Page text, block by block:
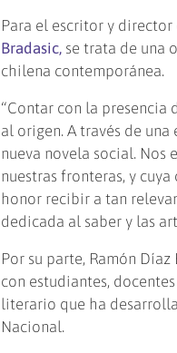
Para el escritor y
Bradasic, se trata de una
chilena contemporánea.
“Contar con la presencia
al origen. A través de
nueva novela social. Nos
nuestras fronteras, y
honor recibir a tan
dedicada al saber y las
Por su parte, Ramón
con estudiantes,
literario que ha
Nacional.